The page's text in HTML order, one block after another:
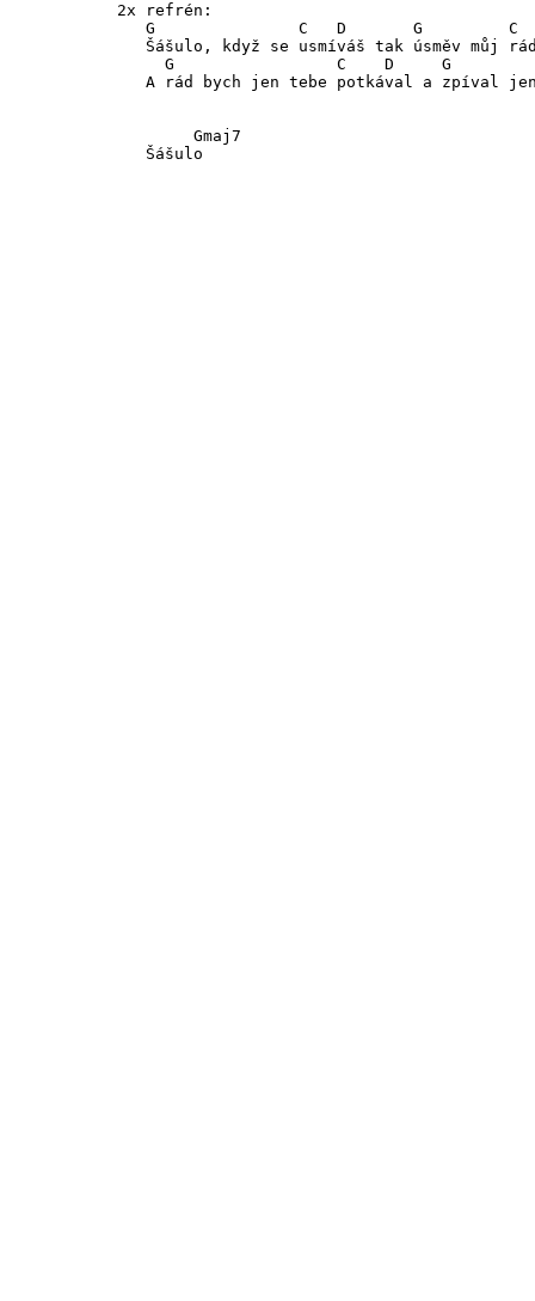
2x refrén:
G               C   D       G         C
Šášulo, když se usmíváš tak úsměv můj
G                 C    D     G
A rád bych jen tebe potkával a zpíval
         Gmaj7
    Šášulo